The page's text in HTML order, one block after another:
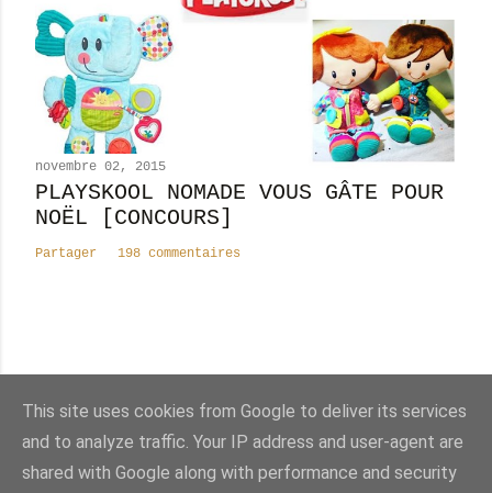
novembre 02, 2015
PLAYSKOOL NOMADE VOUS GÂTE POUR
NOËL [CONCOURS]
Partager 198 commentaires
49019
This site uses cookies from Google to deliver its services
and to analyze traffic. Your IP address and user-agent are
shared with Google along with performance and security